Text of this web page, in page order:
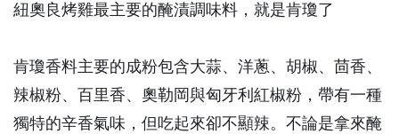
紐奧良烤雞最主要的醃漬調味料，就是肯瓊了
肯瓊香料主要的成粉包含大蒜、洋蔥、胡椒、茴香、
辣椒粉、百里香、奧勒岡與匈牙利紅椒粉，帶有一種
獨特的辛香氣味，但吃起來卻不顯辣。不論是拿來醃